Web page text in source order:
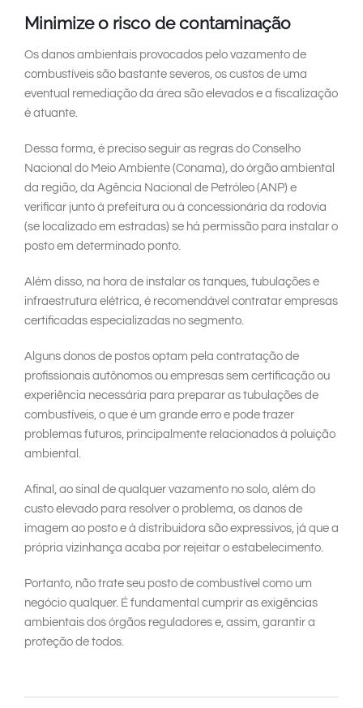
Minimize o risco de contaminação
Os danos ambientais provocados pelo vazamento de
combustíveis são bastante severos, os custos de uma
eventual remediação da área são elevados e a fiscalização
é atuante.
Dessa forma, é preciso seguir as regras do Conselho
Nacional do Meio Ambiente (Conama), do órgão ambiental
da região, da Agência Nacional de Petróleo (ANP) e
verificar junto à prefeitura ou à concessionária da rodovia
(se localizado em estradas) se há permissão para instalar o
posto em determinado ponto.
Além disso, na hora de instalar os tanques, tubulações e
infraestrutura elétrica, é recomendável contratar empresas
certificadas especializadas no segmento.
Alguns donos de postos optam pela contratação de
profissionais autônomos ou empresas sem certificação ou
experiência necessária para preparar as tubulações de
combustíveis, o que é um grande erro e pode trazer
problemas futuros, principalmente relacionados à poluição
ambiental.
Afinal, ao sinal de qualquer vazamento no solo, além do
custo elevado para resolver o problema, os danos de
imagem ao posto e à distribuidora são expressivos, já que a
própria vizinhança acaba por rejeitar o estabelecimento.
Portanto, não trate seu posto de combustível como um
negócio qualquer. É fundamental cumprir as exigências
ambientais dos órgãos reguladores e, assim, garantir a
proteção de todos.